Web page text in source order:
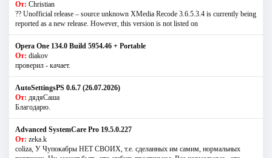
От: Christian
?? Unofficial release – source unknown XMedia Recode 3.6.5.3.4 is currently being
reported as a new release. However, this version is not listed on
Opera One 134.0 Build 5954.46 + Portable
От: diakov
проверил - качает.
AutoSettingsPS 0.6.7 (26.07.2026)
От: дядяСаша
Благодарю.
Advanced SystemCare Pro 19.5.0.227
От: zeka.k
coliza, У Чупокабры НЕТ СВОИХ, т.е. сделанных им самим, нормальных